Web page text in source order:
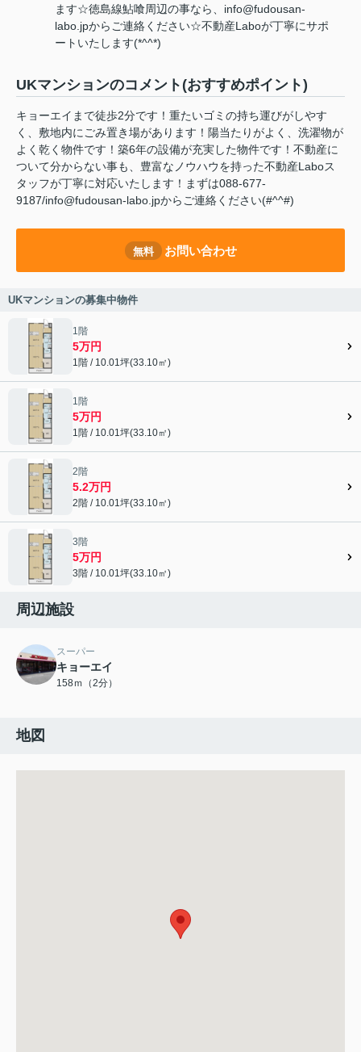
ます☆徳島線鮎喰周辺の事なら、info@fudousan-
labo.jpからご連絡ください☆不動産Laboが丁寧にサポ
ートいたします(*^^*)
UKマンションのコメント(おすすめポイント)
キョーエイまで徒歩2分です！重たいゴミの持ち運びがしやす
く、敷地内にごみ置き場があります！陽当たりがよく、洗濯物が
よく乾く物件です！築6年の設備が充実した物件です！不動産に
ついて分からない事も、豊富なノウハウを持った不動産Laboス
タッフが丁寧に対応いたします！まずは088-677-
9187/info@fudousan-labo.jpからご連絡ください(#^^#)
無料 お問い合わせ
UKマンションの募集中物件
1階
5万円
1階 / 10.01坪(33.10㎡)
1階
5万円
1階 / 10.01坪(33.10㎡)
2階
5.2万円
2階 / 10.01坪(33.10㎡)
3階
5万円
3階 / 10.01坪(33.10㎡)
周辺施設
スーパー
キョーエイ
158ｍ（2分）
地図